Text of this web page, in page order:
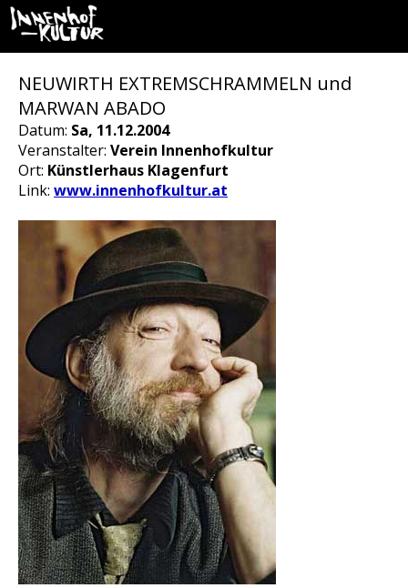
NEUWIRTH EXTREMSCHRAMMELN und
MARWAN ABADO
Datum: Sa, 11.12.2004
Veranstalter: Verein Innenhofkultur
Ort: Künstlerhaus Klagenfurt
Link: www.innenhofkultur.at